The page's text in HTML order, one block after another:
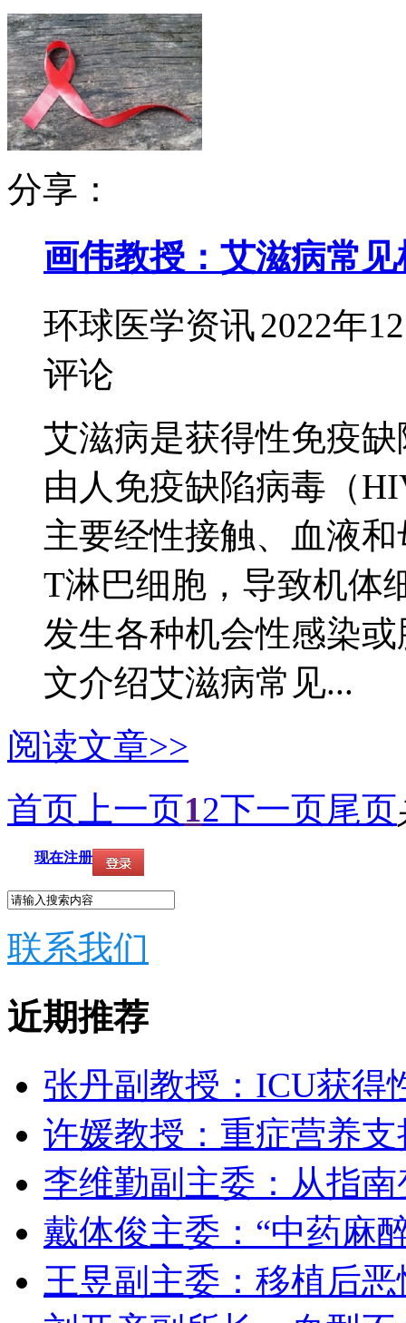
分享：
画伟教授：艾滋病常
环球医学资讯2022年
评论
艾滋病是获得性免疫
由人免疫缺陷病毒（
主要经性接触、血液
T淋巴细胞，导致机体
发生各种机会性感染
文介绍艾滋病常见...
阅读文章>>
首页 上一页12下一页尾页
现在注册
联系我们
近期推荐
张丹副教授：ICU获
许媛教授：重症营养
李维勤副主委：从指
戴体俊主委：“中药麻
王昱副主委：移植后